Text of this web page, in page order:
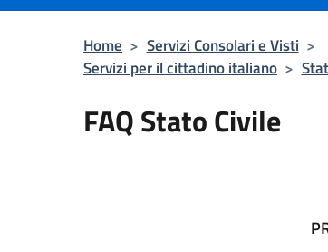
Home > Servizi Consolari e Visti >
Servizi per il cittadino italiano >
FAQ Stato Civile